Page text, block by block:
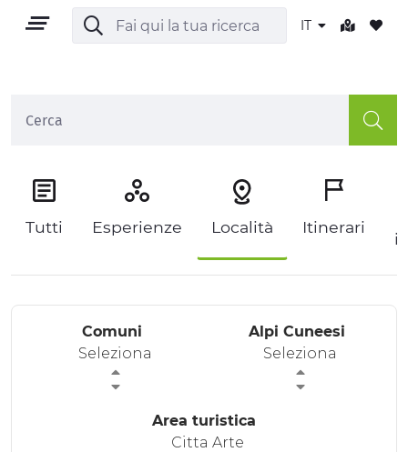
IT
IT
CULTURA
NATURA E BENESSERE
Tutti Esperienze Località Itinerari
Comuni
Seleziona
Alpi Cuneesi
Seleziona
Area turistica
Citta Arte